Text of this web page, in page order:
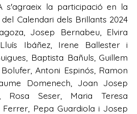
s'agraeix la participació en la
Calendari dels Brillants 2024
Josep Bernabeu, Elvira
Ibáñez, Irene Ballester i
Baptista Bañuls, Guillem
Antoni Espinós, Ramon
Domenech, Joan Josep
Rosa Seser, Maria Teresa
Pepa Guardiola i Josep